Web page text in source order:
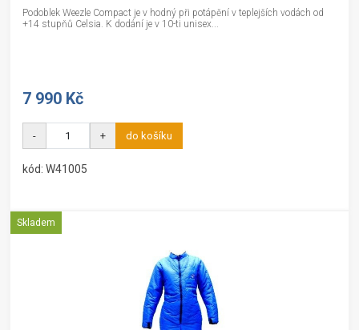
Podoblek Weezle Compact je v hodný při potápění v teplejších vodách od
+14 stupňů Celsia. K dodání je v 10-ti unisex...
7 990 Kč
- + do košíku
kód: W41005
Skladem